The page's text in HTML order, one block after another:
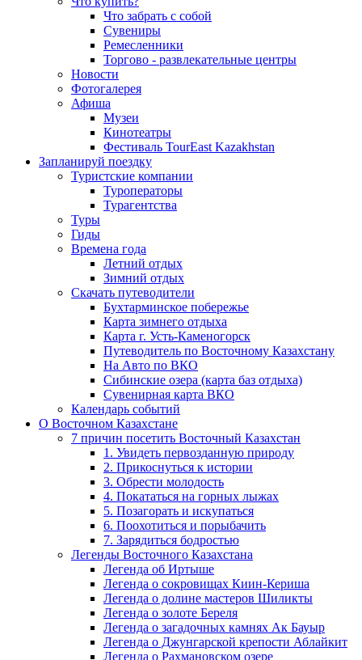
Что забрать с собой
Сувениры
Ремесленники
Торгово - развлекательные центры
Новости
Фотогалерея
Афиша
Музеи
Кинотеатры
Фестиваль TourEast Kazakhstan
Запланируй поездку
Туристские компании
Туроператоры
Турагентства
Туры
Гиды
Времена года
Летний отдых
Зимний отдых
Скачать путеводители
Бухтарминское побережье
Карта зимнего отдыха
Карта г. Усть-Каменогорск
Путеводитель по Восточному Казахстану
На Авто по ВКО
Сибинские озера (карта баз отдыха)
Сувенирная карта ВКО
Календарь событий
О Восточном Казахстане
7 причин посетить Восточный Казахстан
1. Увидеть первозданную природу
2. Прикоснуться к истории
3. Обрести молодость
4. Покататься на горных лыжах
5. Позагорать и искупаться
6. Поохотиться и порыбачить
7. Зарядиться бодростью
Легенды Восточного Казахстана
Легенда об Иртыше
Легенда о сокровищах Киин-Кериша
Легенда о долине мастеров Шиликты
Легенда о золоте Береля
Легенда о загадочных камнях Ак Бауыр
Легенда о Джунгарской крепости Аблайкит
Легенда о Рахмановском озере